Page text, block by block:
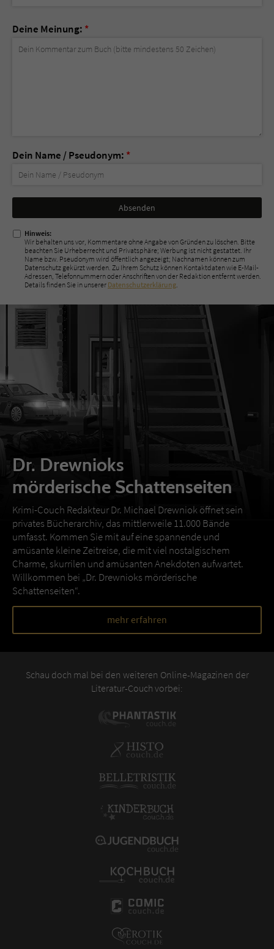
Deine Meinung: *
Dein Name / Pseudonym: *
Nicht
ausfüllen!
Hinweis:
Wir behalten uns vor, Kommentare ohne Angabe von Gründen zu löschen. Bitte
beachten Sie Urheberrecht und Privatsphäre; Werbung ist nicht gestattet. Ihr
Name bzw. Pseudonym wird öffentlich angezeigt; Nachnamen können zum
Datenschutz gekürzt werden. Zu Ihrem Schutz können Kontaktdaten wie E-Mail-
Adressen, Telefonnummern oder Anschriften von der Redaktion entfernt werden.
Details finden Sie in unserer Datenschutzerklärung.
Dr. Drewnioks
mörderische Schattenseiten
Krimi-Couch Redakteur Dr. Michael Drewniok öffnet sein
privates Bücherarchiv, das mittlerweile 11.000 Bände
umfasst. Kommen Sie mit auf eine spannende und
amüsante kleine Zeitreise, die mit viel nostalgischem
Charme, skurrilen und amüsanten Anekdoten aufwartet.
Willkommen bei „Dr. Drewnioks mörderische
Schattenseiten“.
mehr erfahren
Schau doch mal bei den weiteren Online-Magazinen der
Literatur-Couch vorbei: